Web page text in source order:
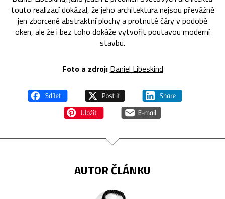
touto realizací dokázal, že jeho architektura nejsou převážně
jen zborcené abstraktní plochy a protnuté čáry v podobě
oken, ale že i bez toho dokáže vytvořit poutavou moderní
stavbu.
Foto a zdroj: Daniel Libeskind
AUTOR ČLÁNKU